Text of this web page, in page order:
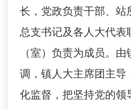
长，党政负责干部、站
总支书记及各人大代表
（室）负责为成员。
调，镇人大主席团主导
化监督，把坚持党的领